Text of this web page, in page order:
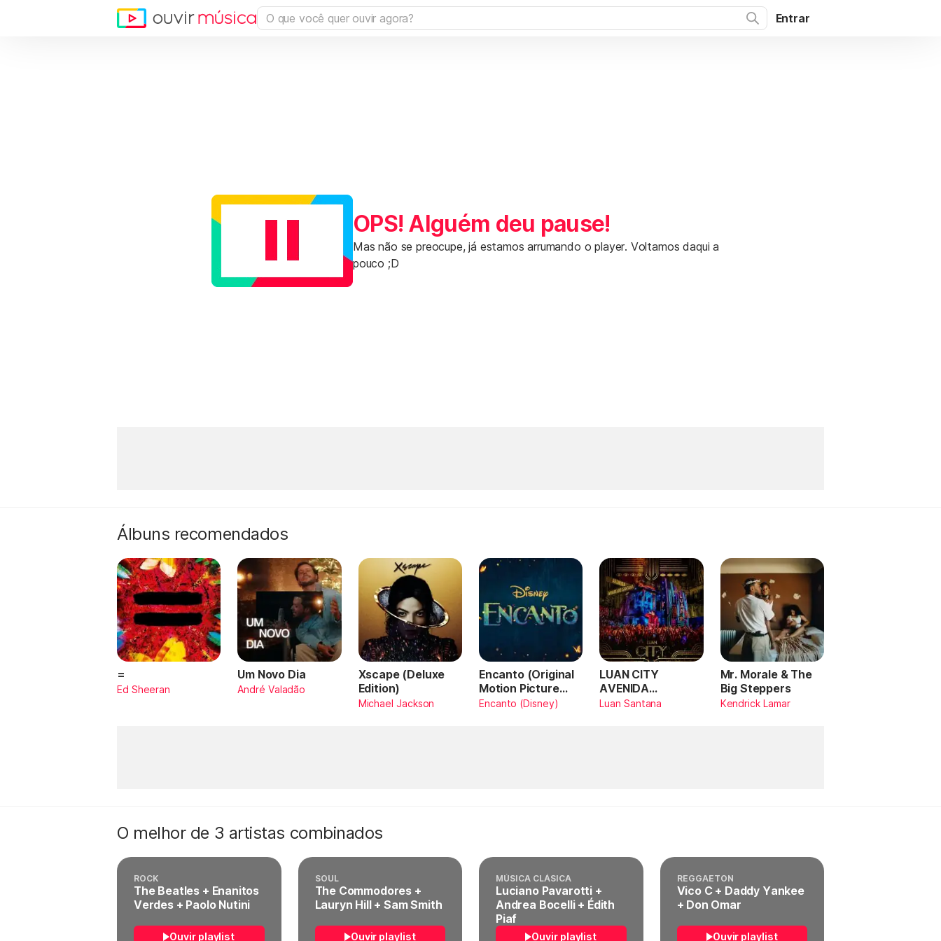
Entrar
OPS! Alguém deu pause!
Mas não se preocupe, já estamos arrumando o player. Voltamos daqui a
pouco ;D
Álbuns recomendados
=
Ed Sheeran
Um Novo Dia
André Valadão
Xscape (Deluxe
Edition)
Michael Jackson
Encanto (Original
Motion Picture
Soundtrack)
Encanto (Disney)
LUAN CITY
AVENIDA
AMARILDO
Luan Santana
Mr. Morale & The
Big Steppers
Kendrick Lamar
O melhor de 3 artistas combinados
ROCK
The Beatles + Enanitos
Verdes + Paolo Nutini
Ouvir playlist
SOUL
The Commodores +
Lauryn Hill + Sam Smith
Ouvir playlist
MÚSICA CLÁSICA
Luciano Pavarotti +
Andrea Bocelli + Édith
Piaf
Ouvir playlist
REGGAETON
Vico C + Daddy Yankee
+ Don Omar
Ouvir playlist